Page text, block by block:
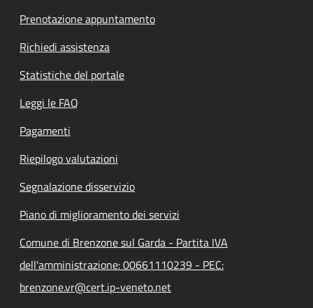
Prenotazione appuntamento
Richiedi assistenza
Statistiche del portale
Leggi le FAQ
Pagamenti
Riepilogo valutazioni
Segnalazione disservizio
Piano di miglioramento dei servizi
Comune di Brenzone sul Garda - Partita IVA
dell'amministrazione: 00661110239 - PEC:
brenzone.vr@cert.ip-veneto.net